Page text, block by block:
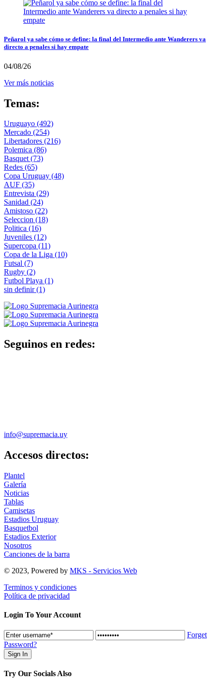
Peñarol ya sabe cómo se define: la final del Intermedio ante Wanderers va
directo a penales si hay empate
04/08/26
Ver más noticias
Temas:
Uruguayo (492)
Mercado (254)
Libertadores (216)
Polemica (86)
Basquet(73)
Redes (65)
Copa Uruguay (48)
AUF (35)
Entrevista (29)
Sanidad (24)
Amistoso (22)
Seleccion (18)
Politica (16)
Juveniles (12)
Supercopa (11)
Copa de la Liga (10)
Futsal (7)
Rugby (2)
Futbol Playa (1)
sin definir(1)
Seguinos en redes:
info@supremacia.uy
Accesos directos:
Plantel
Galería
Noticias
Tablas
Camisetas
Estadios Uruguay
Basquetbol
Estadios Exterior
Nosotros
Canciones de la barra
© 2023, Powered by MKS - Servicios Web
Terminos y condiciones
Política de privacidad
Login To Your Account
Forget
Password?
Try Our Socials Also